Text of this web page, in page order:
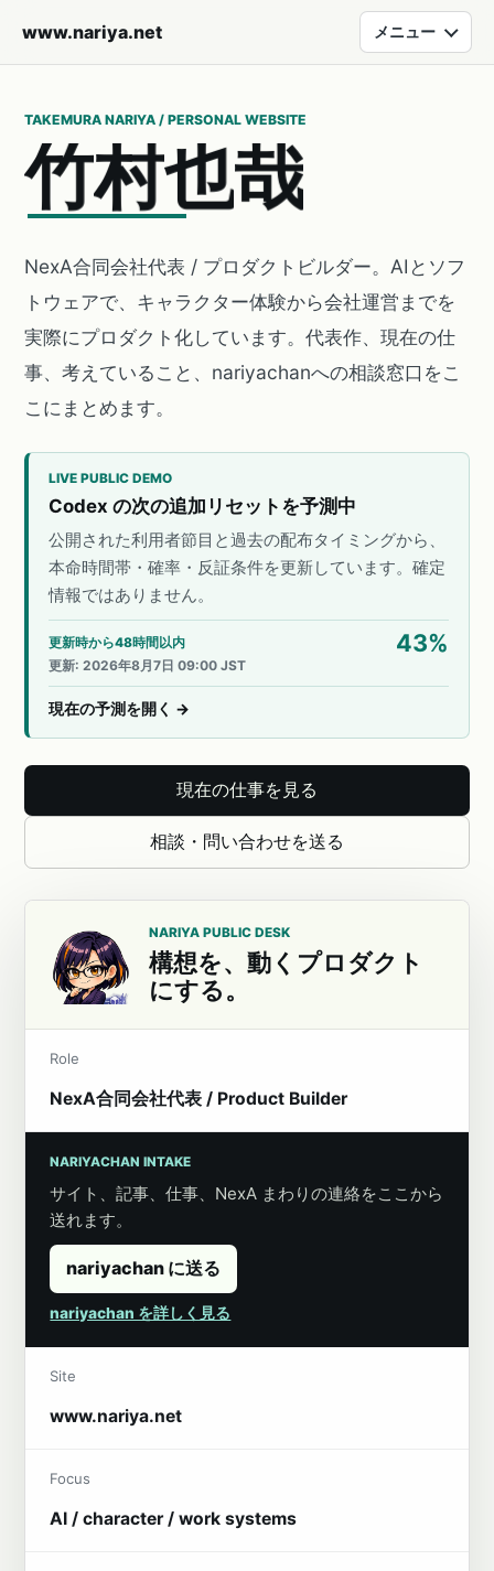
www.nariya.net メニュー
TAKEMURA NARIYA / PERSONAL WEBSITE
竹村也哉
NexA合同会社代表 / プロダクトビルダー。AIとソフ
トウェアで、キャラクター体験から会社運営までを
実際にプロダクト化しています。代表作、現在の仕
事、考えていること、nariyachanへの相談窓口をこ
こにまとめます。
LIVE PUBLIC DEMO
Codex の次の追加リセットを予測中
公開された利用者節目と過去の配布タイミングから、
本命時間帯・確率・反証条件を更新しています。確定
情報ではありません。
更新時から48時間以内 43%
更新:2026年8月7日 09:00 JST
現在の予測を開く →
現在の仕事を見る
相談・問い合わせを送る
NARIYA PUBLIC DESK
構想を、動くプロダクト
にする。
Role
NexA合同会社代表 / Product Builder
NARIYACHAN INTAKE
サイト、記事、仕事、NexA まわりの連絡をここから
送れます。
nariyachan に送る
nariyachan を詳しく見る
Site
www.nariya.net
Focus
AI / character / work systems